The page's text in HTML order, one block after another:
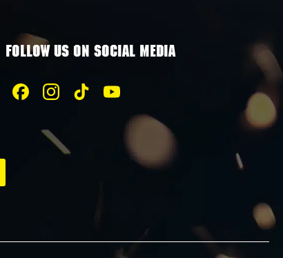
FOLLOW US ON SOCIAL MEDIA